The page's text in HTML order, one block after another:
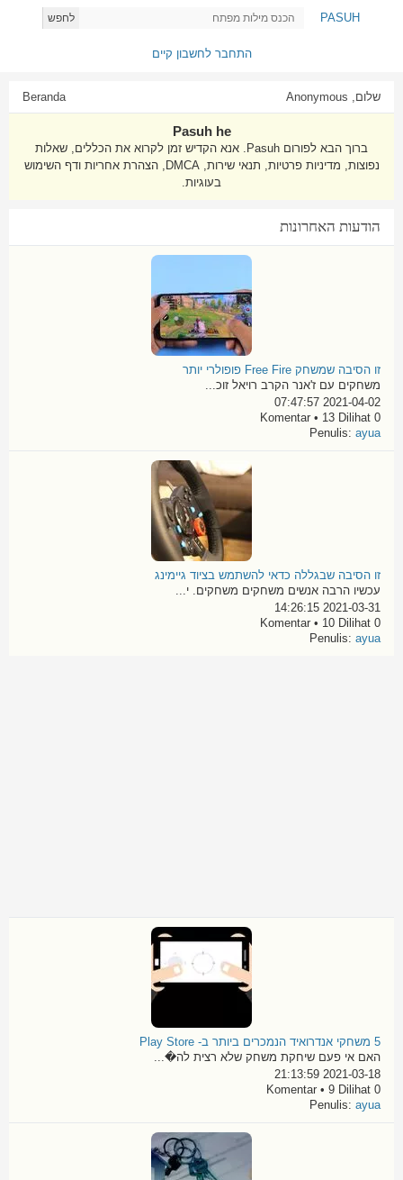
PASUH לחפש
התחבר לחשבון קיים
Beranda שלום, Anonymous
Pasuh he
ברוך הבא לפורום Pasuh. אנא הקדיש זמן לקרוא את הכללים, שאלות
נפוצות, מדיניות פרטיות, תנאי שירות, DMCA, הצהרת אחריות ודף השימוש
בעוגיות.
הודעות האחרונות
זו הסיבה שמשחק Free Fire פופולרי יותר
משחקים עם ז'אנר הקרב רויאל זוכ...
2021-04-02 07:47:57
0 Komentar • 13 Dilihat
Penulis: ayua
זו הסיבה שבגללה כדאי להשתמש בציוד גיימינג
עכשיו הרבה אנשים משחקים משחקים. י...
2021-03-31 14:26:15
0 Komentar • 10 Dilihat
Penulis: ayua
5 משחקי אנדרואיד הנמכרים ביותר ב- Play Store
האם אי פעם שיחקת משחק שלא רצית לה�...
2021-03-18 21:13:59
0 Komentar • 9 Dilihat
Penulis: ayua